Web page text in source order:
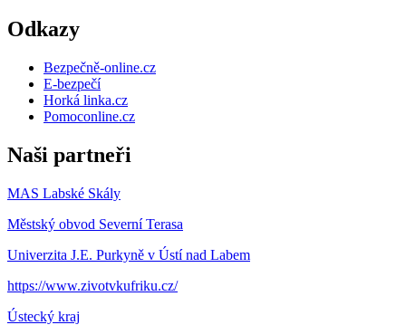
Odkazy
Bezpečně-online.cz
E-bezpečí
Horká linka.cz
Pomoconline.cz
Naši partneři
MAS Labské Skály
Městský obvod Severní Terasa
Univerzita J.E. Purkyně v Ústí nad Labem
https://www.zivotvkufriku.cz/
Ústecký kraj